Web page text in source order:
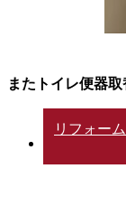
またトイレ便器
リフォー